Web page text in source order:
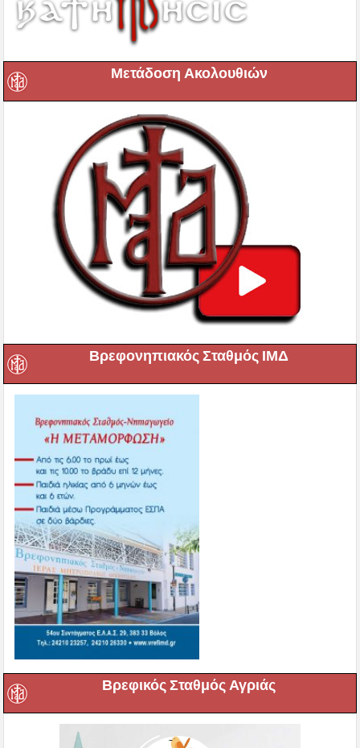
Μετάδοση Ακολουθιών
Βρεφονηπιακός Σταθμός ΙΜΔ
Βρεφικός Σταθμός Αγριάς